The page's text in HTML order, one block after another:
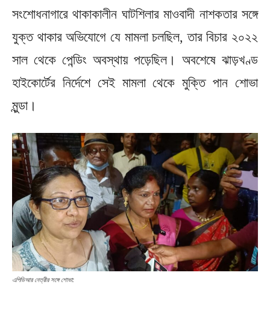
সংশোধনাগারে থাকাকালীন ঘাটশিলার মাওবাদী নাশকতার সঙ্গে
যুক্ত থাকার অভিযোগে যে মামলা চলছিল, তার বিচার ২০২২
সাল থেকে পেন্ডিং অবস্থায় পড়েছিল। অবশেষে ঝাড়খণ্ড
হাইকোর্টের নির্দেশে সেই মামলা থেকে মুক্তি পান শোভা
মুন্ডা।
এপিডিআর নেত্রীর সঙ্গে শোভা: